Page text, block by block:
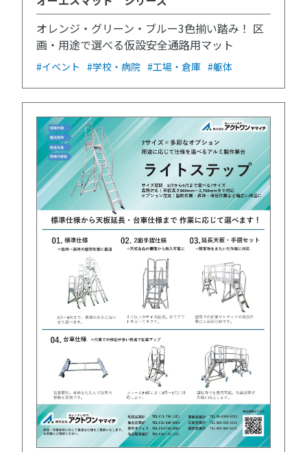
オレンジ・グリーン・ブルー3色揃い踏み！ 区
画・用途で選べる仮設安全通路用マット
#イベント #学校・病院 #工場・倉庫 #躯体